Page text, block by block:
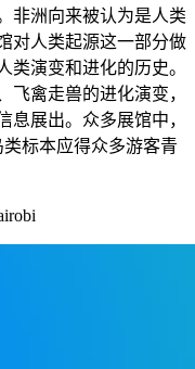
非洲向来被认为是人类
对人类起源这一部分做
类演变和进化的历史。
飞禽走兽的进化演变，
息展出。众多展馆中，
标本应得众多游客青